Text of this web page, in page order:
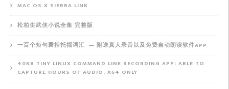
MAC OS X SIERRA LINK
松柏生武侠小说全集 完整版
一百个短句囊括托福词汇 — 附送真人录音以及免费自动朗读软件APP
40KB TINY LINUX COMMAND LINE RECORDING APP: ABLE TO
CAPTURE HOURS OF AUDIO, X64 ONLY